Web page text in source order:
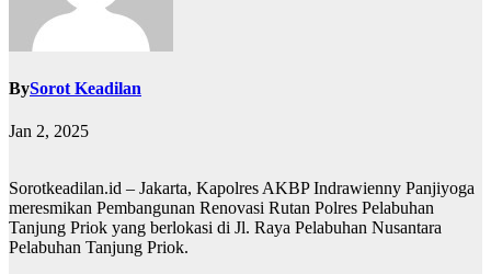
BySorot Keadilan
Jan 2, 2025
Sorotkeadilan.id – Jakarta, Kapolres AKBP Indrawienny Panjiyoga
meresmikan Pembangunan Renovasi Rutan Polres Pelabuhan
Tanjung Priok yang berlokasi di Jl. Raya Pelabuhan Nusantara
Pelabuhan Tanjung Priok.